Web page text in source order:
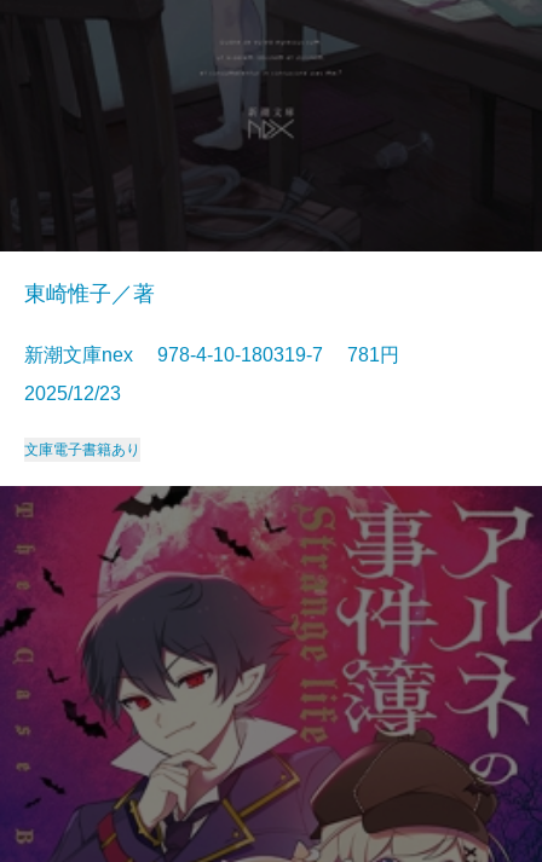
東崎惟子／著
新潮文庫nex 978-4-10-180319-7 781円
2025/12/23
文庫電子書籍あり